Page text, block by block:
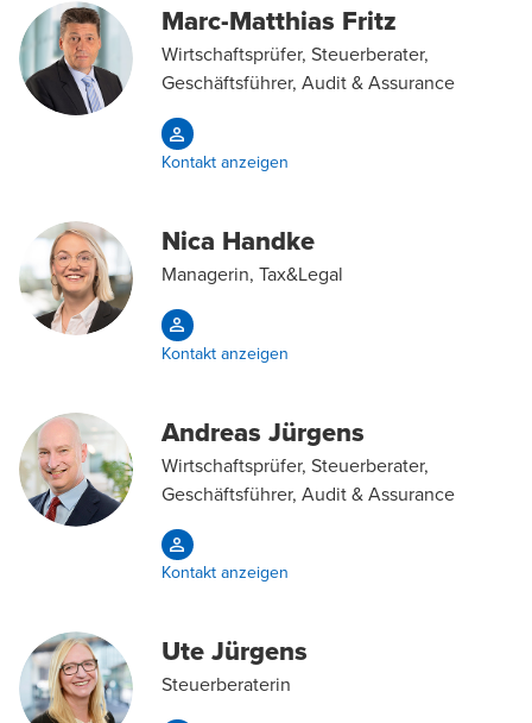
Marc-Matthias Fritz
Wirtschaftsprüfer, Steuerberater,
Geschäftsführer, Audit & Assurance
Kontakt anzeigen
Nica Handke
Managerin, Tax&Legal
Kontakt anzeigen
Andreas Jürgens
Wirtschaftsprüfer, Steuerberater,
Geschäftsführer, Audit & Assurance
Kontakt anzeigen
Ute Jürgens
Steuerberaterin